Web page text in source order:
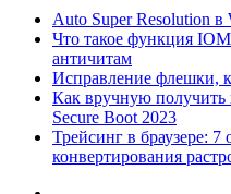
Auto Super Resolution в
Что такое функция
античитам
Исправление флешки,
Как вручную получить
Secure Boot 2023
Трейсинг в браузере: 7
конвертирования